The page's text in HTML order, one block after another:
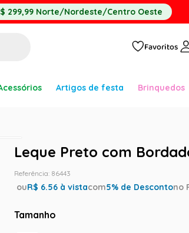
299,99 Norte/Nordeste/Centro Oeste
Favoritos
Artigos de festa Brinquedos
Leque Preto com
Referência: 86443
ouR$ 6.56 à vistacom5% de Descontono
Tamanho